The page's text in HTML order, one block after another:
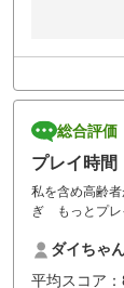
総合評価
プレイ時間
私を含め高齢
ぎ もっとプレ
ダイちゃ
平均スコア